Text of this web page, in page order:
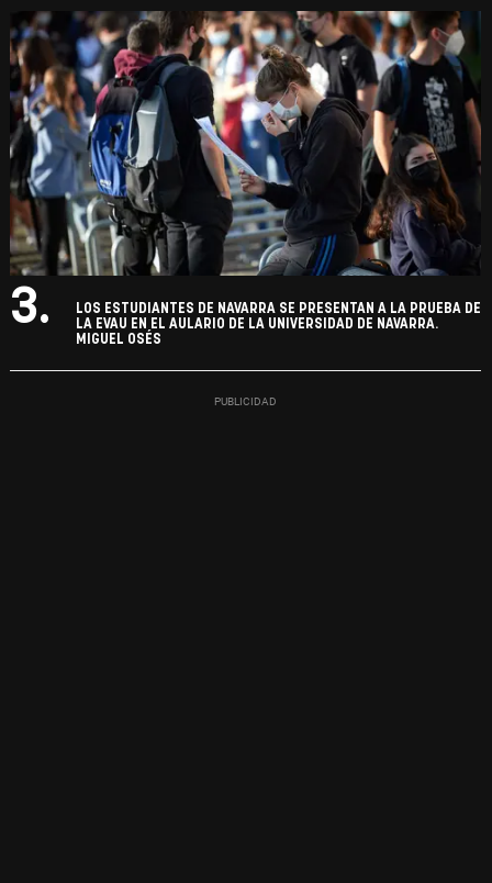
3.
LOS ESTUDIANTES DE NAVARRA SE PRESENTAN A LA PRUEBA DE
LA EVAU EN EL AULARIO DE LA UNIVERSIDAD DE NAVARRA.
MIGUEL OSÉS